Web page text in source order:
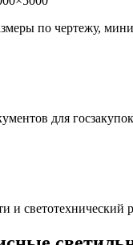
по чертежу,
для
и светотехнический